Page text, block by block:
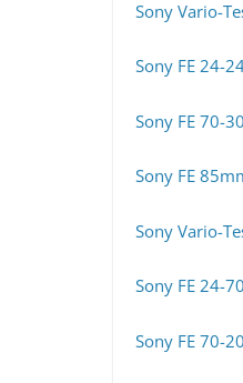
Sony Vario-
Sony FE 24-
Sony FE 70-
Sony FE
Sony Vario-
Sony FE 24-
Sony FE 70-